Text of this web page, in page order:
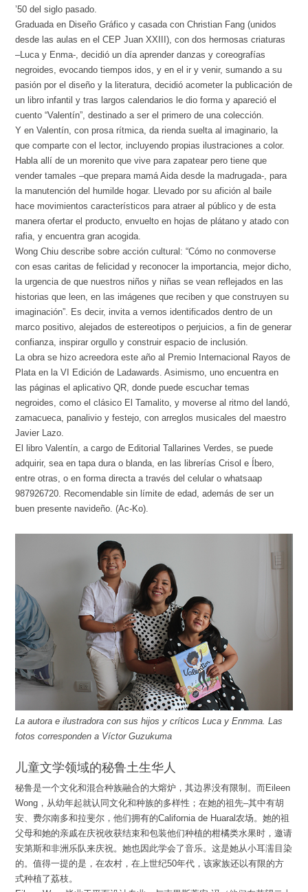
’50 del siglo pasado.
Graduada en Diseño Gráfico y casada con Christian Fang (unidos
desde las aulas en el CEP Juan XXIII), con dos hermosas criaturas
–Luca y Enma-, decidió un día aprender danzas y coreografías
negroides, evocando tiempos idos, y en el ir y venir, sumando a su
pasión por el diseño y la literatura, decidió acometer la publicación de
un libro infantil y tras largos calendarios le dio forma y apareció el
cuento “Valentín”, destinado a ser el primero de una colección.
Y en Valentín, con prosa rítmica, da rienda suelta al imaginario, la
que comparte con el lector, incluyendo propias ilustraciones a color.
Habla allí de un morenito que vive para zapatear pero tiene que
vender tamales –que prepara mamá Aida desde la madrugada-, para
la manutención del humilde hogar. Llevado por su afición al baile
hace movimientos característicos para atraer al público y de esta
manera ofertar el producto, envuelto en hojas de plátano y atado con
rafia, y encuentra gran acogida.
Wong Chiu describe sobre acción cultural: “Cómo no conmoverse
con esas caritas de felicidad y reconocer la importancia, mejor dicho,
la urgencia de que nuestros niños y niñas se vean reflejados en las
historias que leen, en las imágenes que reciben y que construyen su
imaginación”. Es decir, invita a vernos identificados dentro de un
marco positivo, alejados de estereotipos o perjuicios, a fin de generar
confianza, inspirar orgullo y construir espacio de inclusión.
La obra se hizo acreedora este año al Premio Internacional Rayos de
Plata en la VI Edición de Ladawards. Asimismo, uno encuentra en
las páginas el aplicativo QR, donde puede escuchar temas
negroides, como el clásico El Tamalito, y moverse al ritmo del landó,
zamacueca, panalivio y festejo, con arreglos musicales del maestro
Javier Lazo.
El libro Valentín, a cargo de Editorial Tallarines Verdes, se puede
adquirir, sea en tapa dura o blanda, en las librerías Crisol e Íbero,
entre otras, o en forma directa a través del celular o whatsaap
987926720. Recomendable sin límite de edad, además de ser un
buen presente navideño. (Ac-Ko).
La autora e ilustradora con sus hijos y críticos Luca y Enmma. Las
fotos corresponden a Víctor Guzukuma
儿童文学领域的秘鲁土生华人
秘鲁是一个文化和混合种族融合的大熔炉，其边界没有限制。而Eileen
Wong，从幼年起就认同文化和种族的多样性；在她的祖先–其中有胡
安、费尔南多和拉斐尔，他们拥有的California de Huaral农场。她的祖
父母和她的亲戚在庆祝收获结束和包装他们种植的柑橘类水果时，邀请
安第斯和非洲乐队来庆祝。她也因此学会了音乐。这是她从小耳濡目染
的。值得一提的是，在农村，在上世纪50年代，该家族还以有限的方
式种植了荔枝。